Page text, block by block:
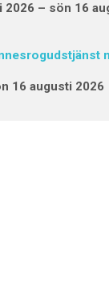
2026 – sön 16
16 augusti 2026